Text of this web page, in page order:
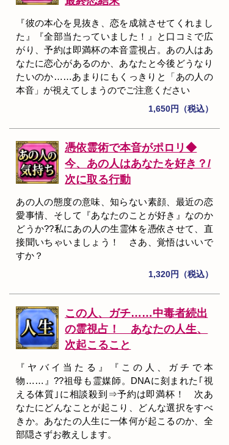
『彼の本心を見抜き、恋を成就させてくれまし
た』『全部当たっていました！』と口コミで広
がり、予約は即満杯の本音霊視占。あの人はあ
なたに恋心があるのか、あなたと今後どうなり
たいのか……あまりにもくっきりと「あの人の
本音」が視えてしまうのでご注意ください
1,650円（税込）
憑依霊術で本音がポロリ◆
今、あの人はあなたを好き？/
次に取る行動
あの人の態度の意味、知らない素顔、最近の恋
愛事情、そして『あなたのことが好き』なのか
どうか??私にあの人の生霊体を憑依させて、直
接聞いちゃいましょう！ さあ、覚悟はいいで
すか？
1,320円（税込）
この人、ガチ……中毒者続出
の霊視占！ あなたの人生、
次起こること
『ヤバイ当たる』『この人、ガチで本
物……』??祖母も霊媒師。DNAに刻まれた｢視
える体質｣に相談殺到⇒予約は即満杯！ 次あ
なたにどんなことが起こり、どんな選択をすべ
きか。あなたの人生に一体何が起こるのか、全
部隠さずお教えします。